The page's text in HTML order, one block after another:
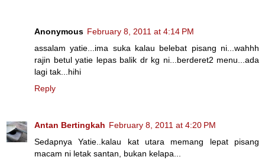
Anonymous February 8, 2011 at 4:14 PM
assalam yatie...ima suka kalau belebat pisang ni...wahhh
rajin betul yatie lepas balik dr kg ni...berderet2 menu...ada
lagi tak...hihi
Reply
Antan Bertingkah February 8, 2011 at 4:20 PM
Sedapnya Yatie..kalau kat utara memang lepat pisang
macam ni letak santan, bukan kelapa...